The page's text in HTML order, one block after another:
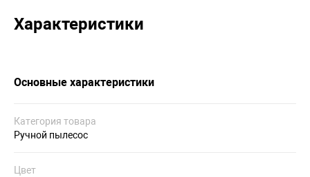
Характеристики
Основные характеристики
Категория товара
Ручной пылесос
Цвет